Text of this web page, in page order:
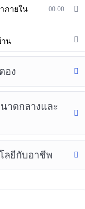
ภายใน
00:00
าน
อง
าดกลางและ
ลยีกับอาชีพ